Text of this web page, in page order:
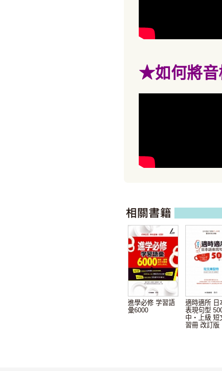
★如何將
進學必修 学習語
彙6000
適時適所 日
表現句型
中・上級 短
習冊 改訂版